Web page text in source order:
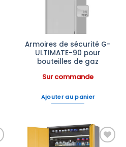
Armoires de sécurité G-
ULTIMATE-90 pour
bouteilles de gaz
Sur commande
Ajouter au panier